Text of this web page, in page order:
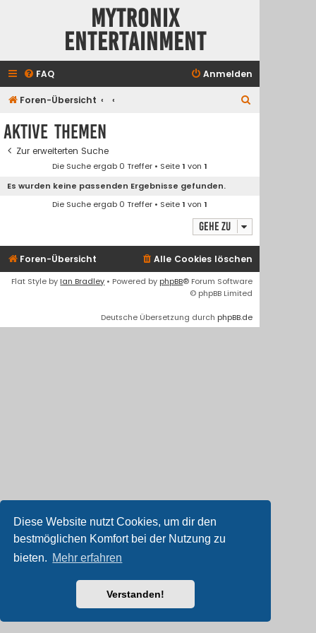
Diese Website nutzt Cookies, um dir den
bestmöglichen Komfort bei der Nutzung zu
bieten. Mehr erfahren
Verstanden!
Mytronix
Entertainment
FAQ Anmelden
Foren-Übersicht
Aktive Themen
Zur erweiterten Suche
Die Suche ergab 0 Treffer • Seite1 von1
Es wurden keine passenden Ergebnisse gefunden.
Die Suche ergab 0 Treffer • Seite1 von1
Gehe zu
Foren-Übersicht Alle Cookies löschen
Flat Style by Ian Bradley • Powered by phpBB® Forum Software
© phpBB Limited
Deutsche Übersetzung durch phpBB.de